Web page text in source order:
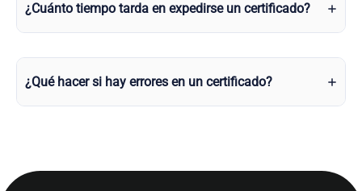
¿Cuánto tiempo tarda en expedirse un certificado?
¿Qué hacer si hay errores en un certificado?